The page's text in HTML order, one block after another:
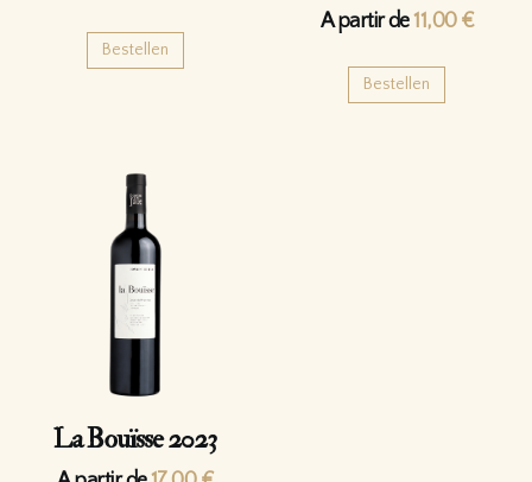
Bestellen
A partir de11,00 €
Bestellen
La Bouïsse 2023